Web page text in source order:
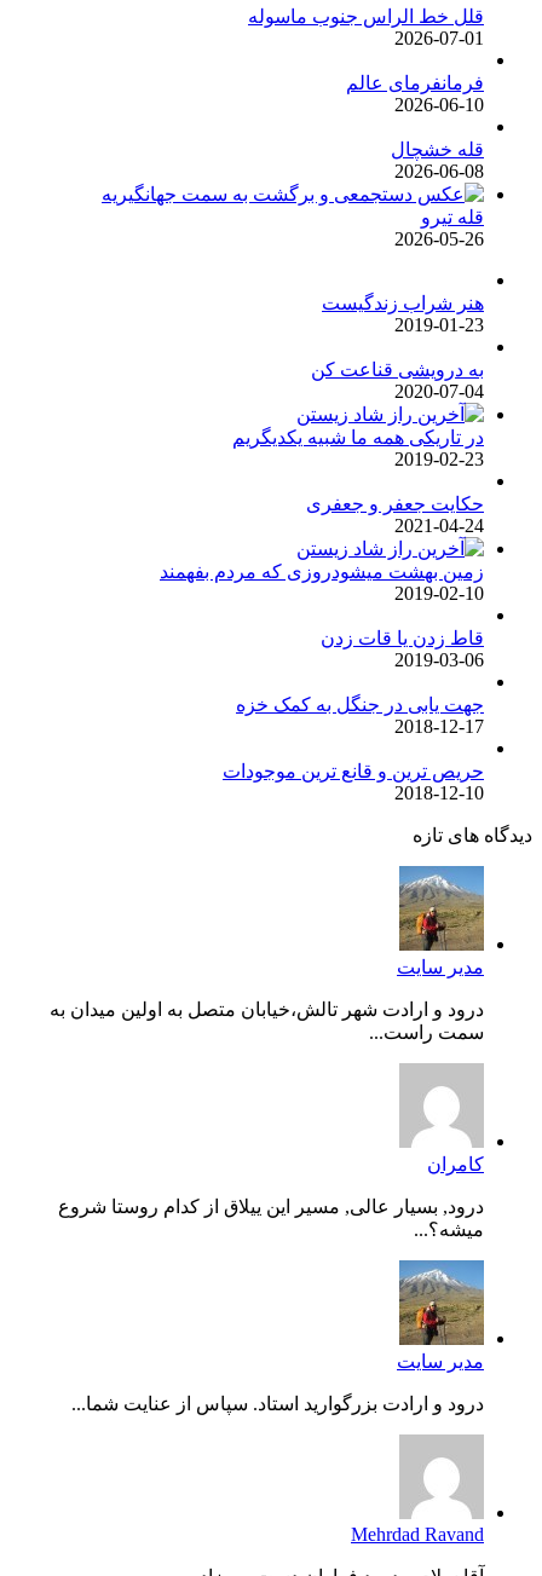
قلل خط الراس جنوب ماسوله
2026-07-01
فرمانفرمای عالم
2026-06-10
قله خشچال
2026-06-08
قله تیرو
2026-05-26
هنر شراب زندگیست
2019-01-23
به درویشی قناعت کن
2020-07-04
در تاریکی همه ما شبیه یکدیگریم
2019-02-23
حکایت جعفر و جعفری
2021-04-24
زمین بهشت میشودروزی که مردم بفهمند
2019-02-10
قاط زدن یا قات زدن
2019-03-06
جهت یابی در جنگل به کمک خزه
2018-12-17
حریص ترین و قانع ترین موجودات
2018-12-10
دیدگاه های تازه
مدیر سایت
درود و ارادت شهر تالش،خیابان متصل به اولین میدان به
سمت راست...
کامران
درود, بسیار عالی, مسیر این ییلاق از کدام روستا شروع
میشه؟...
مدیر سایت
درود و ارادت بزرگوارید استاد. سپاس از عنایت شما...
Mehrdad Ravand